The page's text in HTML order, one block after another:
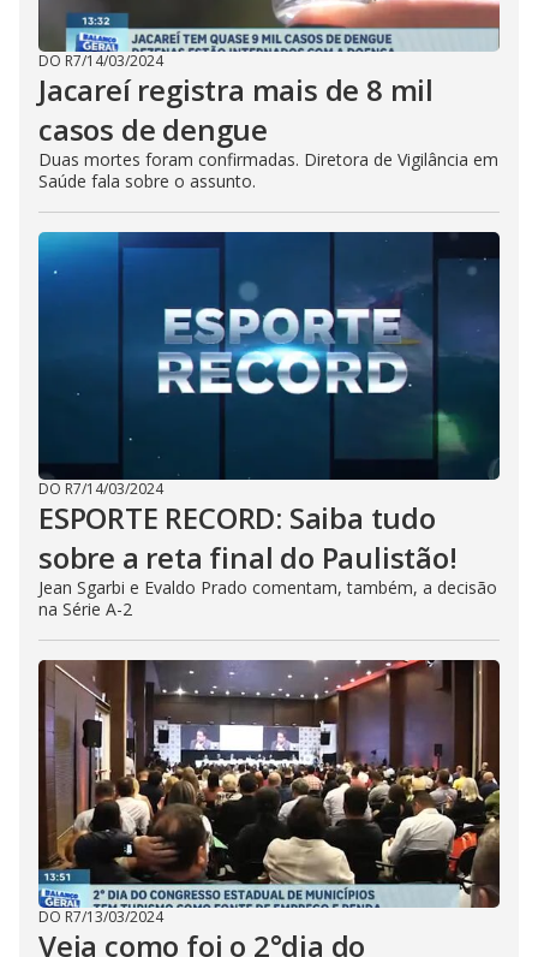
DO R7/14/03/2024
Jacareí registra mais de 8 mil
casos de dengue
Duas mortes foram confirmadas. Diretora de Vigilância em
Saúde fala sobre o assunto.
DO R7/14/03/2024
ESPORTE RECORD: Saiba tudo
sobre a reta final do Paulistão!
Jean Sgarbi e Evaldo Prado comentam, também, a decisão
na Série A-2
DO R7/13/03/2024
Veja como foi o 2°dia do